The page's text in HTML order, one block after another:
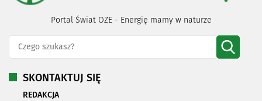
Portal Świat OZE - Energię mamy w naturze
SKONTAKTUJ SIĘ
REDAKCJA